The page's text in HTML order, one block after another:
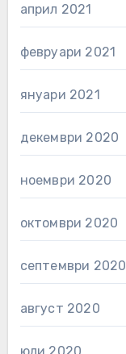
април 2021
февруари 2021
януари 2021
декември 2020
ноември 2020
октомври 2020
септември 2020
август 2020